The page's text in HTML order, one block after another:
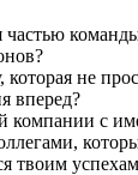
частью
компании с
твоим